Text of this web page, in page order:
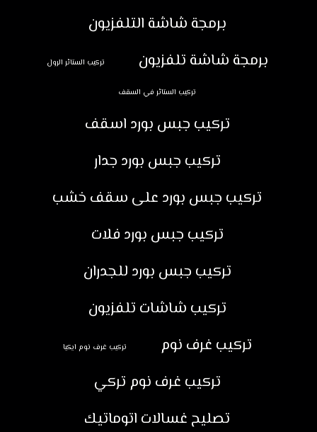
برمجة شاشة التلفزيون
برمجة شاشة تلفزيون
تركيب الستائر الرول
تركيب الستائر في السقف
تركيب جبس بورد اسقف
تركيب جبس بورد جدار
تركيب جبس بورد على سقف خشب
تركيب جبس بورد فلات
تركيب جبس بورد للجدران
تركيب شاشات تلفزيون
تركيب غرف نوم
تركيب غرف نوم ايكيا
تركيب غرف نوم تركي
تصليح غسالات اتوماتيك